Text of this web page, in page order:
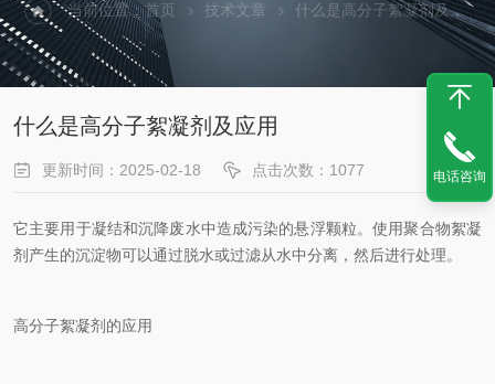
当前位置：首页 技术文章 什么是高分子絮凝剂及应用
什么是高分子絮凝剂及应用
更新时间：2025-02-18 点击次数：1077
它主要用于凝结和沉降废水中造成污染的悬浮颗粒。使用聚合物絮凝
剂产生的沉淀物可以通过脱水或过滤从水中分离，然后进行处理。
高分子絮凝剂的应用
电话咨询